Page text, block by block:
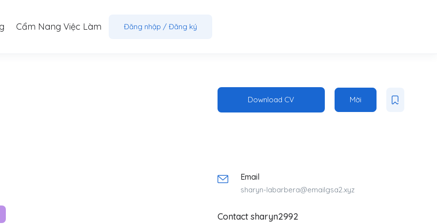
Cẩm Nang Việc Làm Đăng nhập / Đăng ký
Download CV Mời
Email
sharyn-labarbera@emailgsa2.xyz
Contact sharyn2992